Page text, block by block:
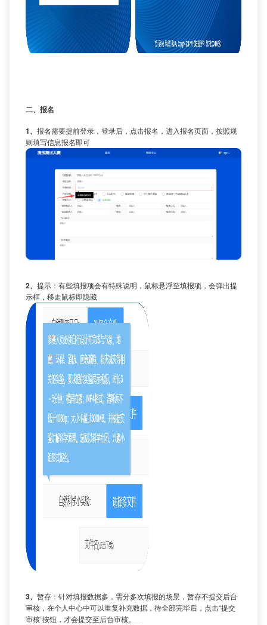
二、报名
1、 报名需要提前登录，登录后，点击报名，进入报名页面，按照规
则填写信息报名即可
2、 提示：有些填报项会有特殊说明，鼠标悬浮至填报项，会弹出提
示框，移走鼠标即隐藏
3、 暂存：针对填报数据多，需分多次填报的场景，暂存不提交后台
审核，在个人中心中可以重复补充数据，待全部完毕后，点击“提交
审核”按钮，才会提交至后台审核。